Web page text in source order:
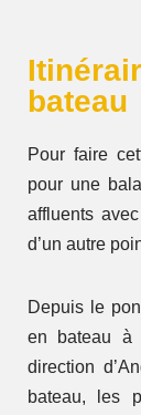
bateau
Pour faire
pour une
affluents
d’un autre
Depuis le
en bateau à
direction
bateau, les